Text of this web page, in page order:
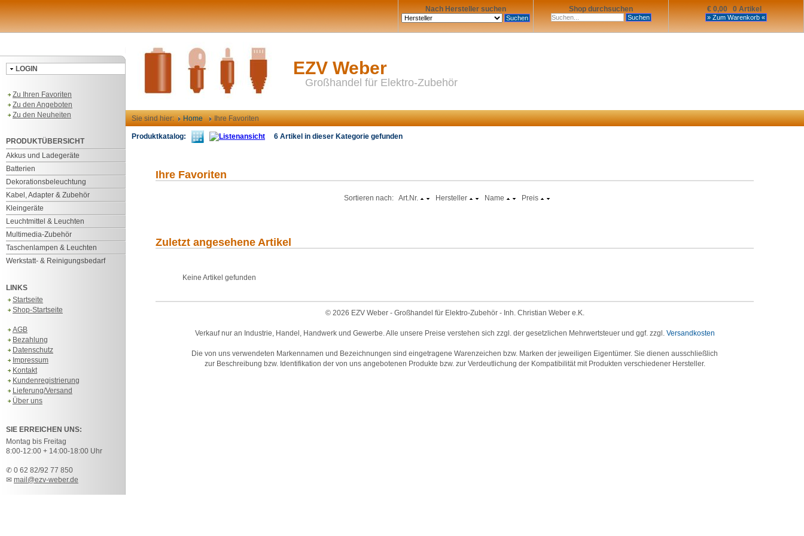
€ 0,00 0 Artikel
Shop durchsuchen
Nach Hersteller suchen
LOGIN
Zu Ihren Favoriten
Zu den Angeboten
Zu den Neuheiten
PRODUKTÜBERSICHT
Akkus und Ladegeräte
Batterien
Dekorationsbeleuchtung
Kabel, Adapter & Zubehör
Kleingeräte
Leuchtmittel & Leuchten
Multimedia-Zubehör
Taschenlampen & Leuchten
Werkstatt- & Reinigungsbedarf
LINKS
Startseite
Shop-Startseite
AGB
Bezahlung
Datenschutz
Impressum
Kontakt
Kundenregistrierung
Lieferung/Versand
Über uns
SIE ERREICHEN UNS:
Montag bis Freitag
8:00-12:00 + 14:00-18:00 Uhr
✆ 0 62 82/92 77 850
✉ mail@ezv-weber.de
EZV Weber
Großhandel für Elektro-Zubehör
Sie sind hier: Home Ihre Favoriten
Produktkatalog: 6 Artikel in dieser Kategorie gefunden
Ihre Favoriten
Sortieren nach: Art.Nr. Hersteller Name Preis
Zuletzt angesehene Artikel
Keine Artikel gefunden
© 2026 EZV Weber - Großhandel für Elektro-Zubehör - Inh. Christian Weber e.K.
Verkauf nur an Industrie, Handel, Handwerk und Gewerbe. Alle unsere Preise verstehen sich zzgl. der gesetzlichen Mehrwertsteuer und ggf. zzgl. Versandkosten
Die von uns verwendeten Markennamen und Bezeichnungen sind eingetragene Warenzeichen bzw. Marken der jeweiligen Eigentümer. Sie dienen ausschließlich
zur Beschreibung bzw. Identifikation der von uns angebotenen Produkte bzw. zur Verdeutlichung der Kompatibilität mit Produkten verschiedener Hersteller.